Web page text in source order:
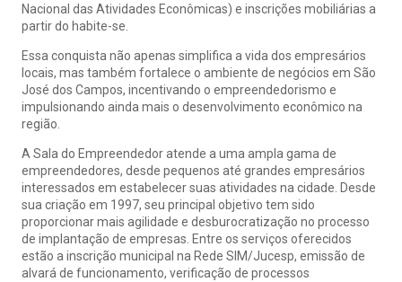
Nacional das Atividades Econômicas) e inscrições mobiliárias a
partir do habite-se.
Essa conquista não apenas simplifica a vida dos empresários
locais, mas também fortalece o ambiente de negócios em São
José dos Campos, incentivando o empreendedorismo e
impulsionando ainda mais o desenvolvimento econômico na
região.
A Sala do Empreendedor atende a uma ampla gama de
empreendedores, desde pequenos até grandes empresários
interessados em estabelecer suas atividades na cidade. Desde
sua criação em 1997, seu principal objetivo tem sido
proporcionar mais agilidade e desburocratização no processo
de implantação de empresas. Entre os serviços oferecidos
estão a inscrição municipal na Rede SIM/Jucesp, emissão de
alvará de funcionamento, verificação de processos